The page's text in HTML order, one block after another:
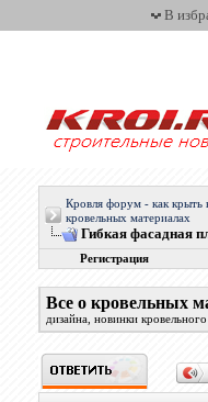
В
Кровля форум - как
кровельных материалах
Гибкая фасадная
Регистрация
Все о кровельных
дизайна, новинки